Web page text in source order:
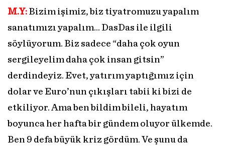
M.Y: Bizim işimiz, biz tiyatromuzu yapalım
sanatımızı yapalım… DasDas ile ilgili
söylüyorum. Biz sadece “daha çok oyun
sergileyelim daha çok insan gitsin”
derdindeyiz. Evet, yatırım yaptığımız için
dolar ve Euro’nun çıkışları tabii ki bizi de
etkiliyor. Ama ben bildim bileli, hayatım
boyunca her hafta bir gündem oluyor ülkemde.
Ben 9 defa büyük kriz gördüm. Ve şunu da